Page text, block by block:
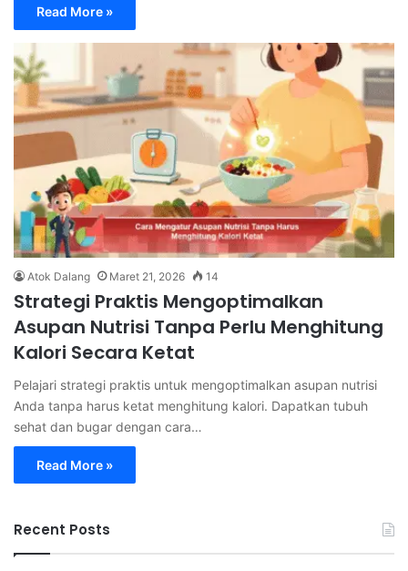
Read More »
Atok Dalang Maret 21, 2026 14
Strategi Praktis Mengoptimalkan
Asupan Nutrisi Tanpa Perlu Menghitung
Kalori Secara Ketat
Pelajari strategi praktis untuk mengoptimalkan asupan nutrisi
Anda tanpa harus ketat menghitung kalori. Dapatkan tubuh
sehat dan bugar dengan cara…
Read More »
Recent Posts